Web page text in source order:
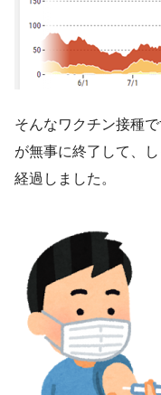
そんなワクチン接種
が無事に終了して、
経過しました。